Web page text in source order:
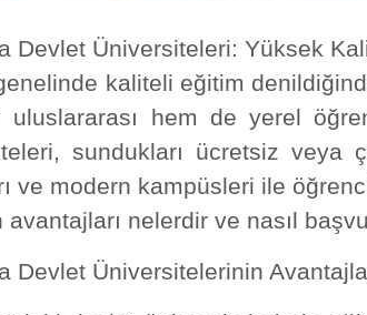
Devlet Üniversiteleri: Yüksek
kaliteli eğitim
uluslararası hem de yerel
sundukları ücretsiz veya
ve modern kampüsleri ile
avantajları nelerdir ve nasıl
Devlet Üniversitelerinin